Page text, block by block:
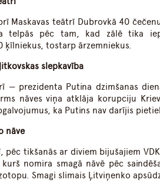
Maskavas teātrī Dubrovkā 40
telpās pēc tam, kad zālē tika
ķīlniekus, tostarp ārzemniekus.
slepkavība
— prezidenta Putina dzimšanas
nāves viņa atklāja korupciju
ka Putins nav darījis
nāve
pēc tikšanās ar diviem bijušajiem
kurš nomira smagā nāvē pēc
Smagi slimais Ļitviņenko